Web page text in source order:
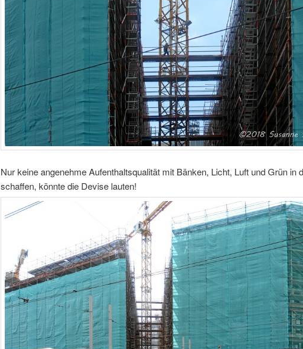
Nur keine angenehme Aufenthaltsqualität mit Bänken, Licht, Luft und Grün in
schaffen, könnte die Devise lauten!